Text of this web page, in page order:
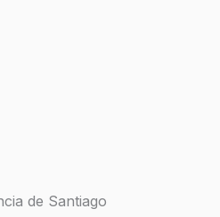
de Santiago